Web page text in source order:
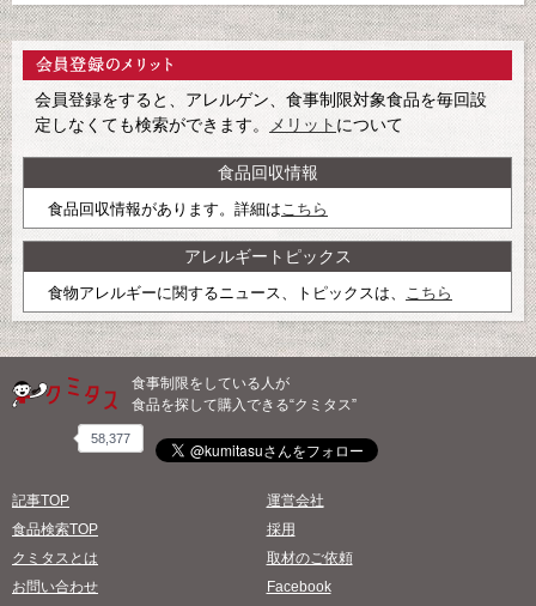
会員登録をすると、アレルゲン、食事制限対象食品を毎回設
定しなくても検索ができます。 メリット について
食品回収情報
食品回収情報があります。詳細はこちら
アレルギートピックス
食物アレルギーに関するニュース、トピックスは、 こちら
食事制限をしている人が
食品を探して購入できる“クミタス”
58,377
記事TOP
食品検索TOP
クミタスとは
お問い合わせ
運営会社
採用
取材のご依頼
Facebook